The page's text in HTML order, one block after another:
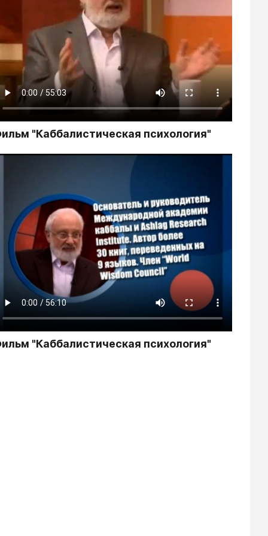
"Каббалистическая психология"
"Каббалистическая психология"